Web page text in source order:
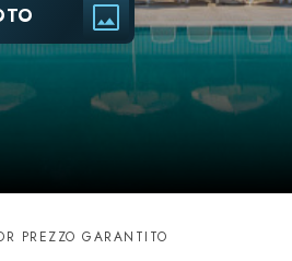
PREZZO GARANTITO